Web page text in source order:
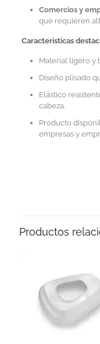
Comercios y
que requieren
Características
Material ligero y
Diseño plisado
Elástico
cabeza.
Producto
empresas y
Productos